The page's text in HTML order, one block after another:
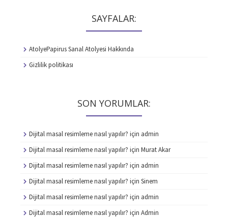
SAYFALAR:
AtolyePapirus Sanal Atolyesi Hakkında
Gizlilik politikası
SON YORUMLAR:
Dijital masal resimleme nasıl yapılır? için admin
Dijital masal resimleme nasıl yapılır? için Murat Akar
Dijital masal resimleme nasıl yapılır? için admin
Dijital masal resimleme nasıl yapılır? için Sinem
Dijital masal resimleme nasıl yapılır? için admin
Dijital masal resimleme nasıl yapılır? için Admin